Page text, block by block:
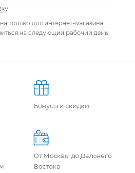
только для интернет-магазина.
на следующий рабочий день.
Бонусы и скидки
От Москвы до Дальнего
Востока